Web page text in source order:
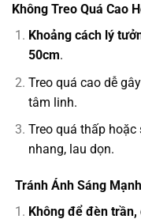
Không Treo Quá Cao
Khoảng cách lý
50cm.
Treo quá cao dễ
tâm linh.
Treo quá thấp
nhang, lau dọn.
Tránh Ánh Sáng
Không để đèn